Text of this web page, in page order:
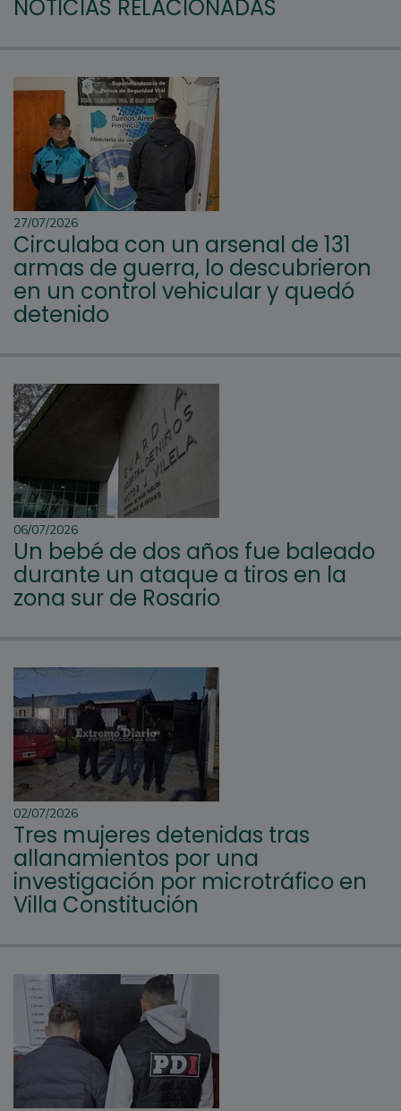
NOTICIAS RELACIONADAS
27/07/2026
Circulaba con un arsenal de 131
armas de guerra, lo descubrieron
en un control vehicular y quedó
detenido
06/07/2026
Un bebé de dos años fue baleado
durante un ataque a tiros en la
zona sur de Rosario
02/07/2026
Tres mujeres detenidas tras
allanamientos por una
investigación por microtráfico en
Villa Constitución